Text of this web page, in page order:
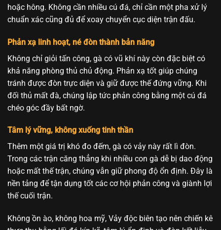
hoặc hông. Không cần nhiều cú đá, chỉ cần một pha xử lý
chuẩn xác cũng đủ để xoay chuyển cục diện trận đấu.
Phản xạ linh hoạt, né đòn thành bản năng
Không chỉ giỏi tấn công, gà có vũ khí này còn đặc biệt có
khả năng phòng thủ chủ động. Phản xạ tốt giúp chúng
tránh được đòn trực diện và giữ được thế đứng vững. Khi
đối thủ mất đà, chúng lập tức phản công bằng một cú đá
chéo góc đầy bất ngờ.
Tâm lý vững, không xuống tinh thần
Thêm một giá trị khó đo đếm, gà có vảy này rất lì đòn.
Trong các trận căng thẳng khi nhiều con gà dễ bị dao động
hoặc mất thế trận, chúng vẫn giữ phong độ ổn định. Đây là
nền tảng để tận dụng tốt các cơ hội phản công và giành lợi
thế cuối trận.
Không ồn ào, không hoa mỹ, Vảy độc biên tạo nên chiến kê